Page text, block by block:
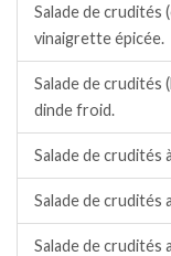
Salade de crudités
vinaigrette épicée.
Salade de crudités
dinde froid.
Salade de crudités
Salade de crudités
Salade de crudités